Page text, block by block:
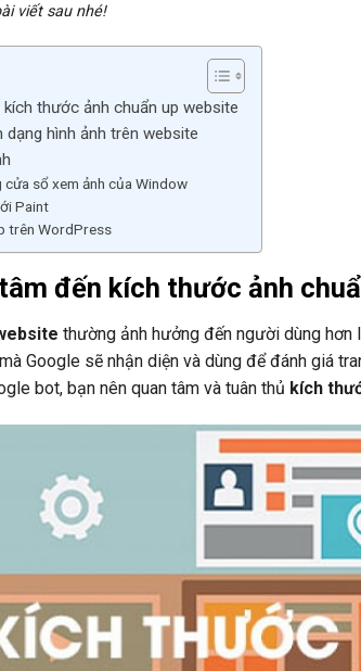
viết sau nhé!
thước ảnh chuẩn up website
hình ảnh trên website
sổ xem ảnh của Window
Paint
trên WordPress
đến kích thước ảnh
thường ảnh hưởng đến người dùng hơn
Google sẽ nhận diện và dùng để đánh giá
bot, bạn nên quan tâm và tuân thủ kích